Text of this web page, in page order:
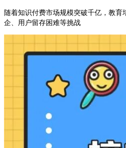
随着知识付费市场规模突破千亿，教育
企、用户留存困难等挑战